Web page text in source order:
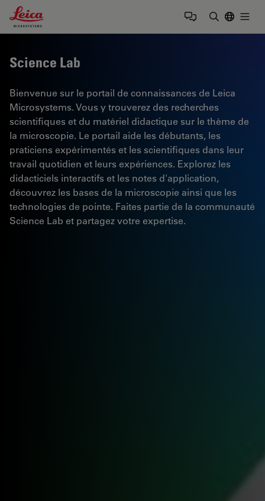
Leica Microsystems Logo
Science Lab
Bienvenue sur le portail de connaissances de Leica
Microsystems. Vous y trouverez des recherches
scientifiques et du matériel didactique sur le thème de
la microscopie. Le portail aide les débutants, les
praticiens expérimentés et les scientifiques dans leur
travail quotidien et leurs expériences. Explorez les
didacticiels interactifs et les notes d'application,
découvrez les bases de la microscopie ainsi que les
technologies de pointe. Faites partie de la communauté
Science Lab et partagez votre expertise.